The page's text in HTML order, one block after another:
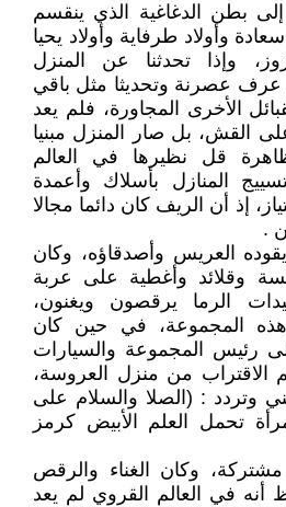
إلى بطن الدغاغية الذي ينقسم
وأولاد طرفاية وأولاد يحيا
وإذا تحدثنا عن المنزل
عرف عصرنة وتحديثا مثل باقي
الأخرى المجاورة، فلم يعد
القش، بل صار المنزل مبنيا
ظاهرة قل نظيرها في العالم
المنازل بأسلاك وأعمدة
إذ أن الريف كان دائما مجالا
.
العريس وأصدقاؤه، وكان
وقلائد وأغطية على عربة
الرما يرقصون ويغنون،
المجموعة، في حين كان
رئيس المجموعة والسيارات
من منزل العروسة،
وتردد : (الصلا والسلام على
تحمل العلم الأبيض كرمز
وكان الغناء والرقص
في العالم القروي لم يعد